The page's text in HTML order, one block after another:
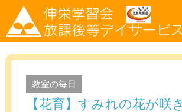
教室の毎日
【花育】すみれの花が咲